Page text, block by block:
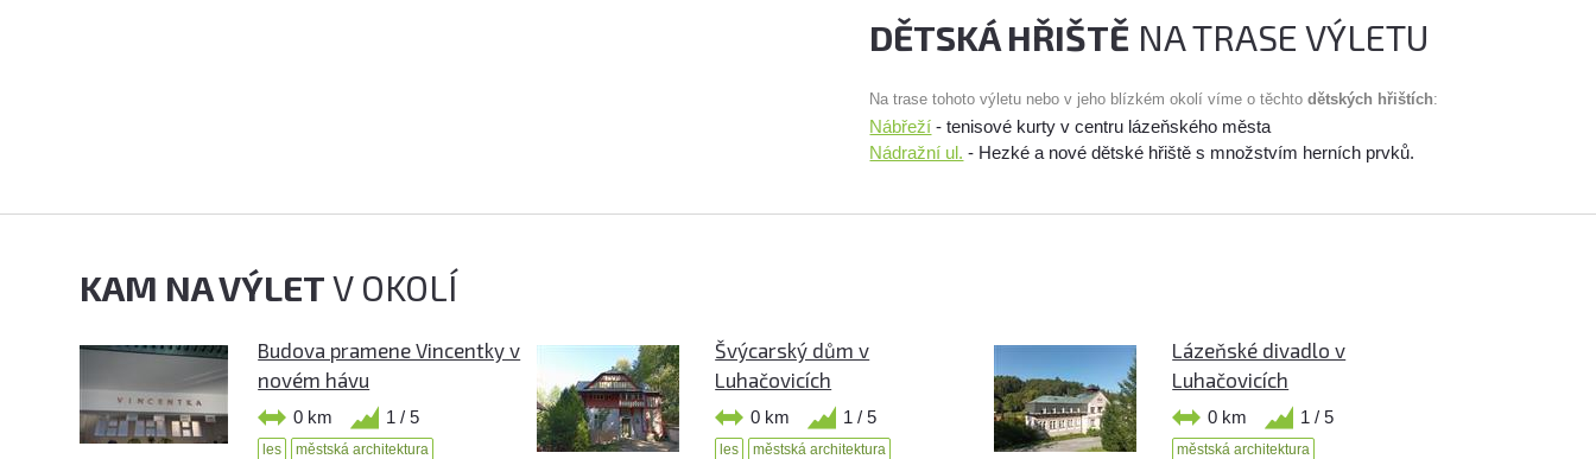
DĚTSKÁ HŘIŠTĚ NA TRASE VÝLETU
Na trase tohoto výletu nebo v jeho blízkém okolí víme o těchtodětských hřištích:
Nábřeží - tenisové kurty v centru lázeňského města
Nádražní ul. - Hezké a nové dětské hřiště s množstvím herních prvků.
KAM NA VÝLETV OKOLÍ
Budova pramene Vincentky v
novém hávu
0 km 1 / 5
les
městská architektura
Švýcarský dům v
Luhačovicích
0 km 1 / 5
les městská architektura
Lázeňské divadlo v
Luhačovicích
0 km 1 / 5
městská architektura